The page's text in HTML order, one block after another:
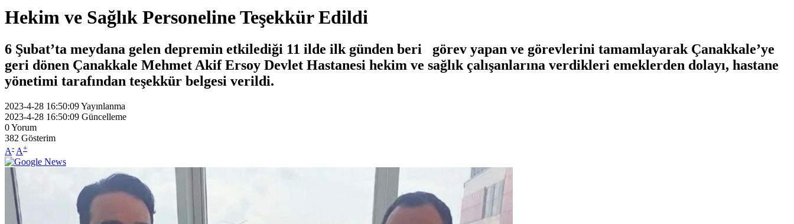
Hekim ve Sağlık Personeline Teşekkür Edildi
6 Şubat’ta meydana gelen depremin etkilediği 11 ilde ilk günden beri görev yapan ve görevlerini tamamlayarak Çanakkale’ye
geri dönen Çanakkale Mehmet Akif Ersoy Devlet Hastanesi hekim ve sağlık çalışanlarına verdikleri emeklerden dolayı, hastane
yönetimi tarafından teşekkür belgesi verildi.
2023-4-28 16:50:09Yayınlanma
2023-4-28 16:50:09 Güncelleme
0Yorum
382 Gösterim
A- A+